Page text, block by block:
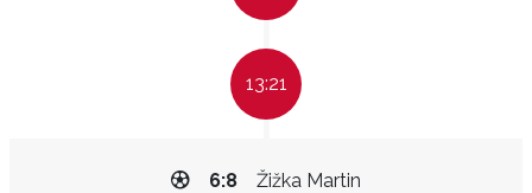
13:21
Žižka Martin
6:8